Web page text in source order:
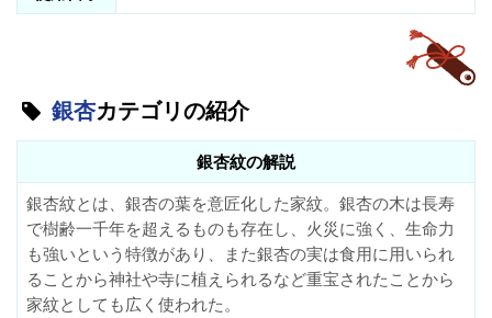
銀杏カテゴリの紹介
銀杏紋の解説
銀杏紋とは、銀杏の葉を意匠化した家紋。銀杏の木は長寿
で樹齢一千年を超えるものも存在し、火災に強く、生命力
も強いという特徴があり、また銀杏の実は食用に用いられ
ることから神社や寺に植えられるなど重宝されたことから
家紋としても広く使われた。